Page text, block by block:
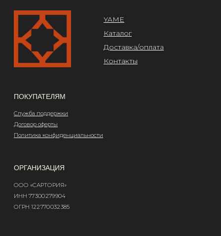
Design by @abakumik